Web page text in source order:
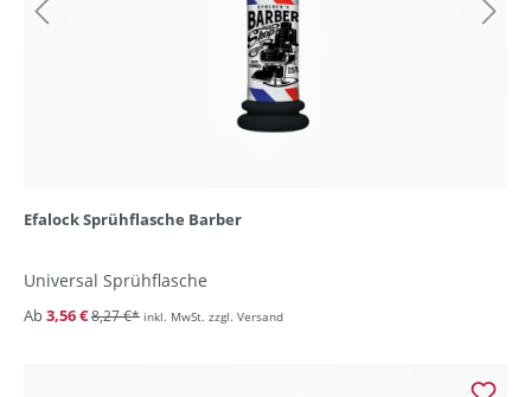
Efalock Sprühflasche Barber
Universal Sprühflasche
Ab3,56 €8,27 €* inkl. MwSt. zzgl. Versand